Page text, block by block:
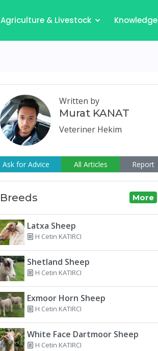
Agriculture & Livestock Knowledge
Written by
Murat KANAT
Veteriner Hekim
Ask for Advice All Articles Report
Breeds More
Latxa Sheep
H Cetin KATIRCI
Shetland Sheep
H Cetin KATIRCI
Exmoor Horn Sheep
H Cetin KATIRCI
White Face Dartmoor Sheep
H Cetin KATIRCI